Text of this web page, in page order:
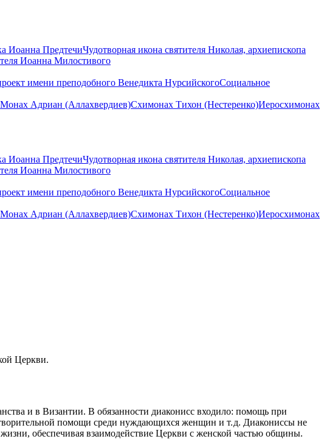
Иоанна ПредтечиЧудотворная икона святителя Николая, архиепископа
Иоанна Милостивого
имени преподобного Венедикта НурсийскогоСоциальное
Монах Адриан (Аллахвердиев)Схимонах Тихон (Нестеренко)Иеросхимонах
Иоанна ПредтечиЧудотворная икона святителя Николая, архиепископа
Иоанна Милостивого
имени преподобного Венедикта НурсийскогоСоциальное
Монах Адриан (Аллахвердиев)Схимонах Тихон (Нестеренко)Иеросхимонах
Церкви.
и в Византии. В обязанности диаконисс входило: помощь при
помощи среди нуждающихся женщин и т. д. Диакониссы не
обеспечивая взаимодействие Церкви с женской частью общины.